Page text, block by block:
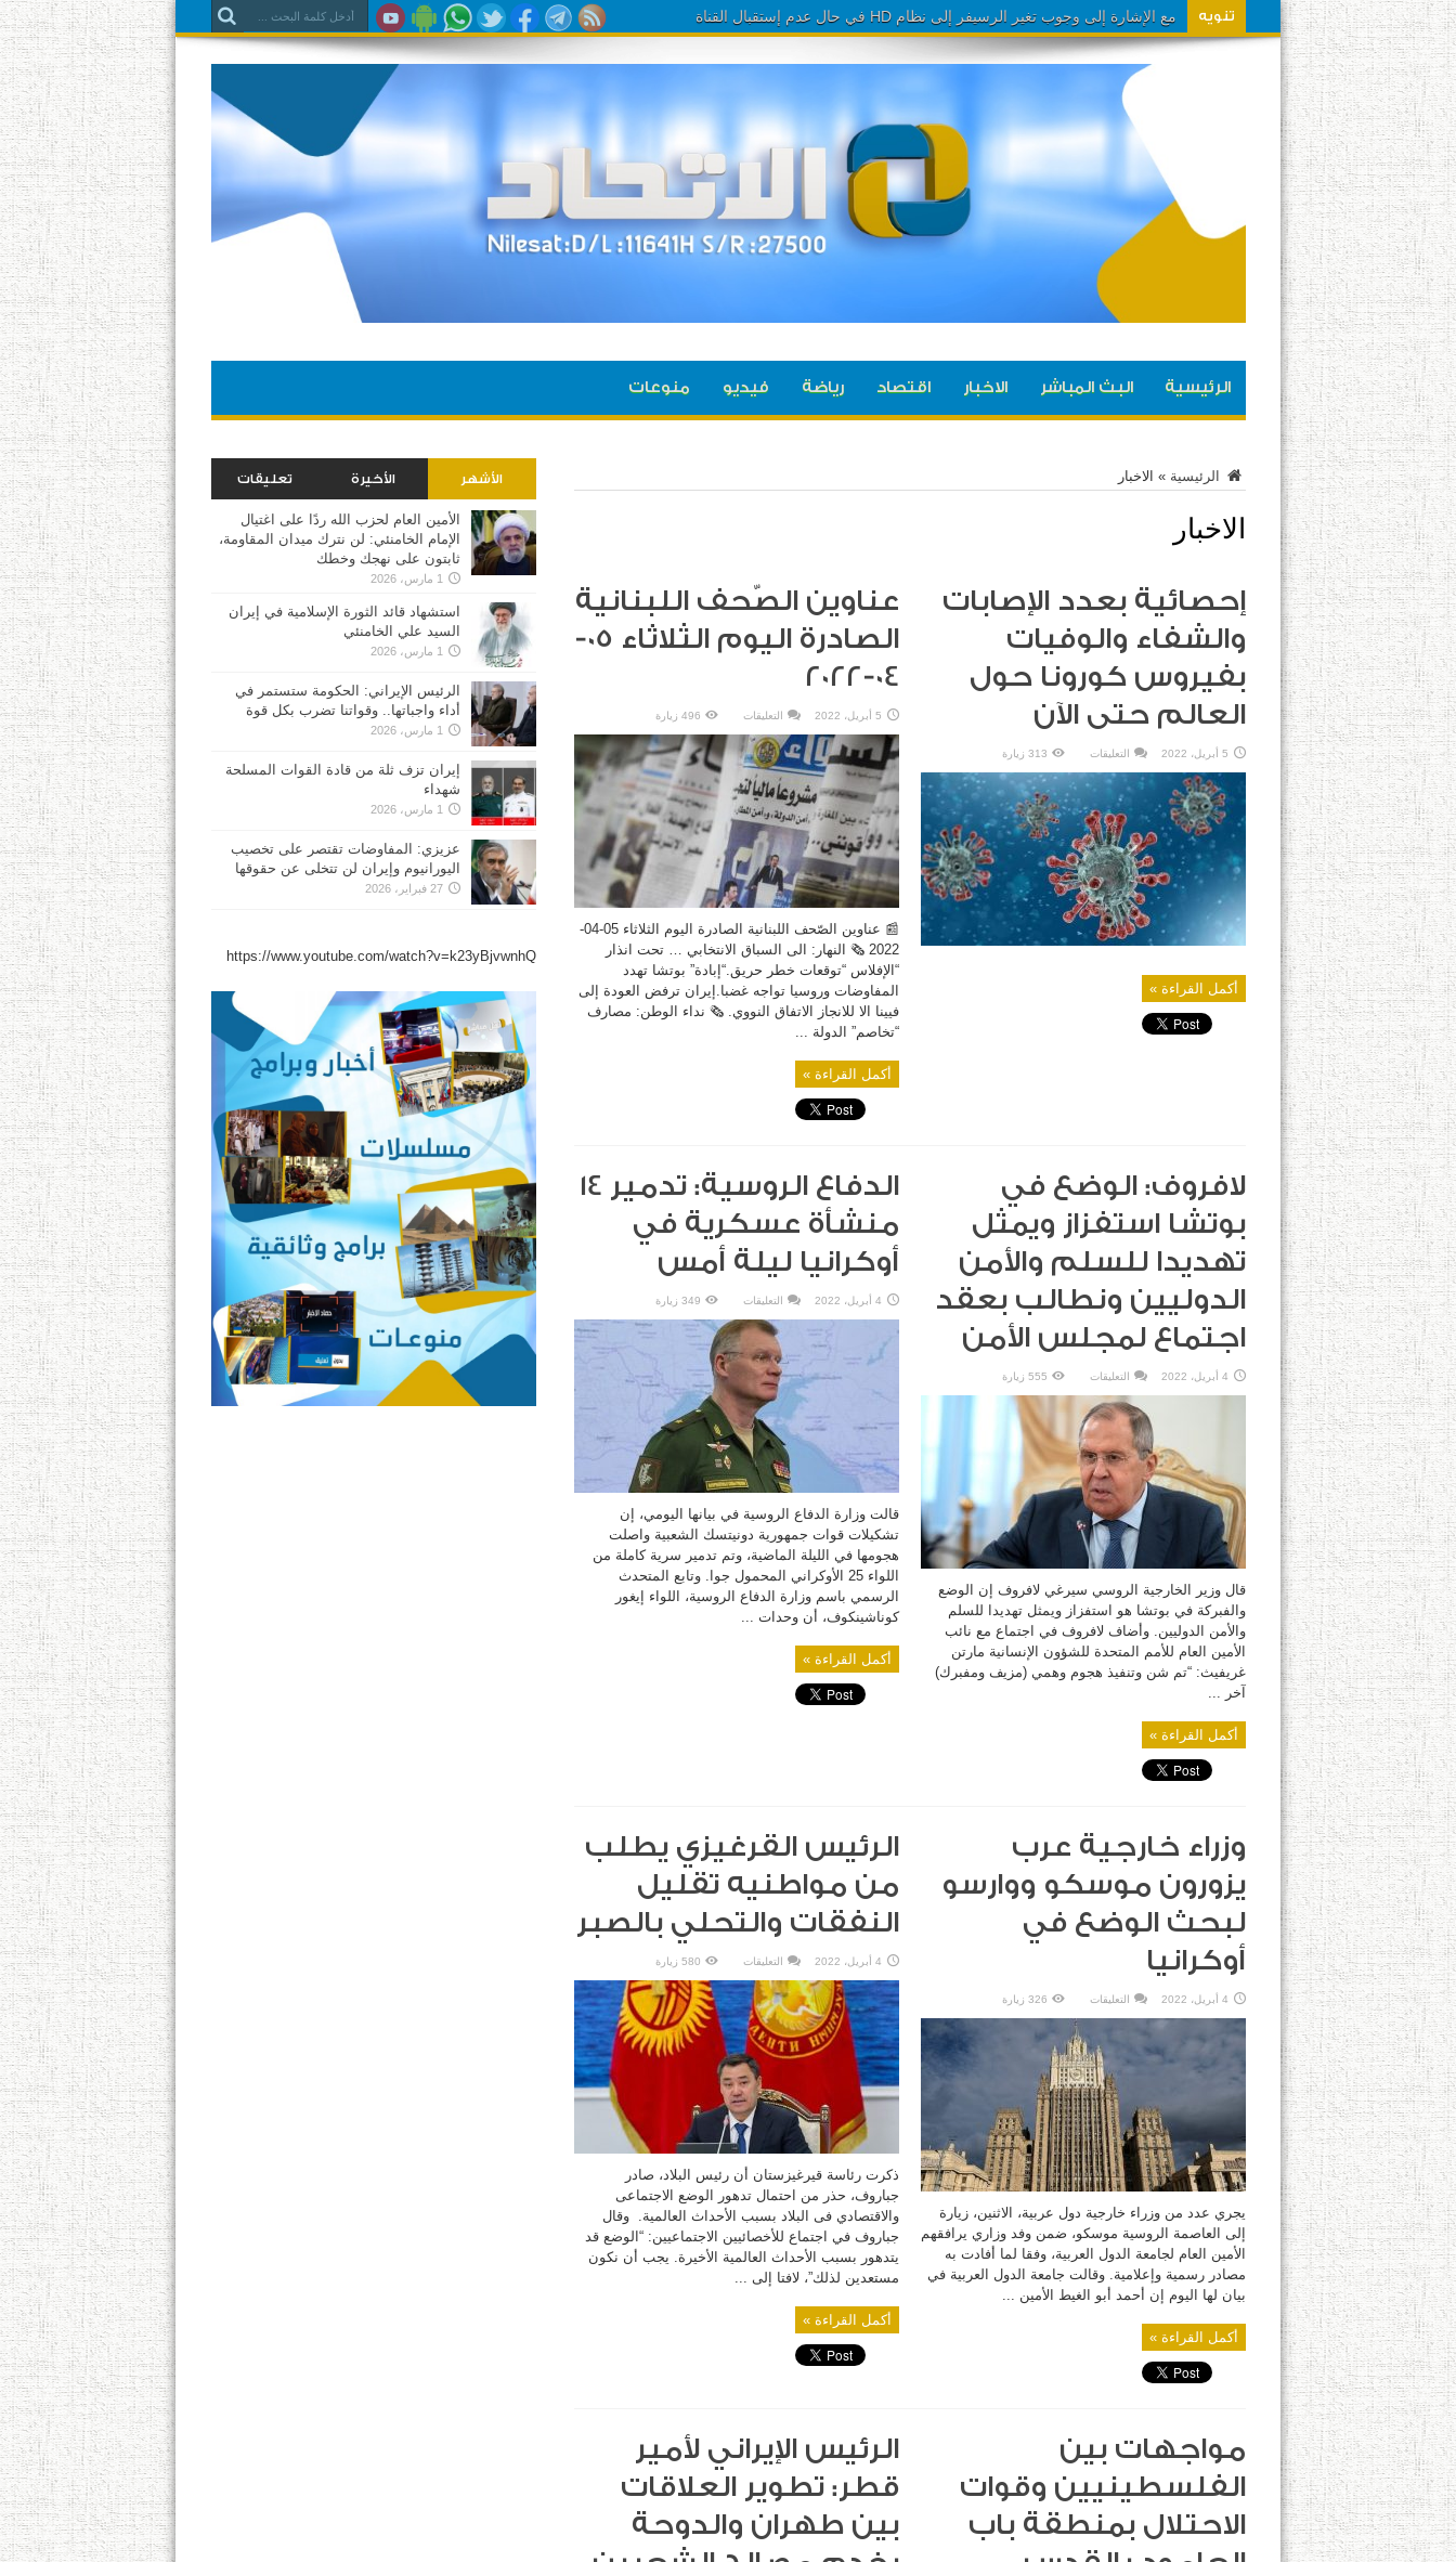
تنويه مشاهدينا تم تحويل تردد القناة الى
الرئيسية البث المباشر الاخبار اقتصاد رياضة فيديو منوعات
الرئيسية » الاخبار
الاخبار
إحصائية بعدد الإصابات
والشفاء والوفيات
بفيروس كورونا حول
العالم حتى الآن
5 أبريل، 2022 التعليقات
بعدد
الإصابات
والشفاء
والوفيات
بفيروس
كورونا
حول
العالم
حتى
الآن
مغلقة
313 زيارة
أكمل القراءة »
عناوين الصّحف اللبنانية
الصادرة اليوم الثلاثاء 05-
04-2022
5 أبريل، 2022 التعليقات
الصّحف
اللبنانية
الصادرة
اليوم
الثلاثاء
2022
مغلقة
496 زيارة
📰 عناوين الصّحف اللبنانية الصادرة اليوم الثلاثاء 05-04-
2022 🗞 النهار: الى السباق الانتخابي … تحت انذار
“الإفلاس “توقعات خطر حريق.“إبادة” بوتشا تهدد
المفاوضات وروسيا تواجه غضبا.إيران ترفض العودة إلى
فيينا الا للانجاز الاتفاق النووي. 🗞 نداء الوطن: مصارف
“تخاصم” الدولة ...
أكمل القراءة »
لافروف: الوضع في
بوتشا استفزاز ويمثل
تهديدا للسلم والأمن
الدوليين ونطالب بعقد
اجتماع لمجلس الأمن
4 أبريل، 2022 التعليقات
الوضع
في
بوتشا
استفزاز
ويمثل
تهديدا
للسلم
والأمن
الدوليين
ونطالب
بعقد
اجتماع
لمجلس
الأمن
مغلقة
555 زيارة
قال وزير الخارجية الروسي سيرغي لافروف إن الوضع
والفبركة في بوتشا هو استفزاز ويمثل تهديدا للسلم
والأمن الدوليين. وأضاف لافروف في اجتماع مع نائب
الأمين العام للأمم المتحدة للشؤون الإنسانية مارتن
غريفيث: “تم شن وتنفيذ هجوم وهمي (مزيف ومفبرك)
آخر ...
أكمل القراءة »
الدفاع الروسية: تدمير 14
منشأة عسكرية في
أوكرانيا ليلة أمس
4 أبريل، 2022 التعليقات
الروسية:
تدمير
14
منشأة
عسكرية
أوكرانيا
أمس
مغلقة
349 زيارة
قالت وزارة الدفاع الروسية في بيانها اليومي، إن
تشكيلات قوات جمهورية دونيتسك الشعبية واصلت
هجومها في الليلة الماضية، وتم تدمير سرية كاملة من
اللواء 25 الأوكراني المحمول جوا. وتابع المتحدث
الرسمي باسم وزارة الدفاع الروسية، اللواء إيغور
كوناشينكوف، أن وحدات ...
أكمل القراءة »
وزراء خارجية عرب
يزورون موسكو ووارسو
لبحث الوضع في
أوكرانيا
4 أبريل، 2022 التعليقات
خارجية
عرب
يزورون
موسكو
ووارسو
لبحث
الوضع
في
أوكرانيا
مغلقة
326 زيارة
يجري عدد من وزراء خارجية دول عربية، الاثنين، زيارة
إلى العاصمة الروسية موسكو، ضمن وفد وزاري يرافقهم
الأمين العام لجامعة الدول العربية، وفقا لما أفادت به
مصادر رسمية وإعلامية. وقالت جامعة الدول العربية في
بيان لها اليوم إن أحمد أبو الغيط الأمين ...
أكمل القراءة »
الرئيس القرغيزي يطلب
من مواطنيه تقليل
النفقات والتحلي بالصبر
4 أبريل، 2022 التعليقات
القرغيزي
يطلب
من
مواطنيه
تقليل
النفقات
والتحلي
بالصبر
مغلقة
580 زيارة
ذكرت رئاسة قيرغيزستان أن رئيس البلاد، صادر
جباروف، حذر من احتمال تدهور الوضع الاجتماعى
والاقتصادي فى البلاد بسبب الأحداث العالمية. وقال
جباروف في اجتماع للأخصائيين الاجتماعيين: “الوضع قد
يتدهور بسبب الأحداث العالمية الأخيرة. يجب أن نكون
مستعدين لذلك”، لافتا إلى ...
أكمل القراءة »
مواجهات بين
الفلسطينيين وقوات
الاحتلال بمنطقة باب
الرئيس الإيراني لأمير
قطر: تطوير العلاقات
بين طهران والدوحة
الأشهر الأخيرة تعليقات
الأمين العام لحزب الله ردًا على اغتيال
الإمام الخامنئي: لن نترك ميدان المقاومة،
ثابتون على نهجك وخطك
1 مارس، 2026
استشهاد قائد الثورة الإسلامية في إيران
السيد علي الخامنئي
1 مارس، 2026
الرئيس الإيراني: الحكومة ستستمر في
أداء واجباتها.. وقواتنا تضرب بكل قوة
1 مارس، 2026
إيران تزف ثلة من قادة القوات المسلحة
شهداء
1 مارس، 2026
عزيزي: المفاوضات تقتصر على تخصيب
اليورانيوم وإيران لن تتخلى عن حقوقها
27 فبراير، 2026
https://www.youtube.com/watch?v=k23yBjvwnhQ